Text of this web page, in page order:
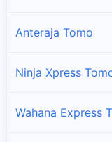
Anteraja Tomo
Ninja Xpress
Wahana Express